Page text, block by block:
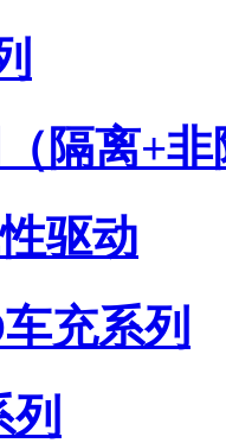
隔离+非
驱动
充系列